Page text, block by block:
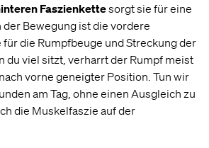
Faszienkettesorgt sie für eine
Bewegung ist die vordere
die Rumpfbeuge und Streckung der
du viel sitzt, verharrt der Rumpf meist
vorne geneigter Position. Tun wir
am Tag, ohne einen Ausgleich zu
die Muskelfaszie auf der